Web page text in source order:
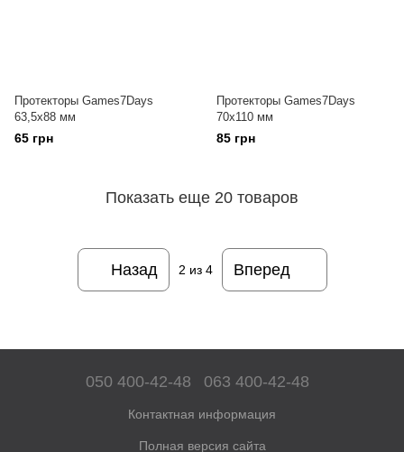
Протекторы Games7Days
63,5x88 мм
65 грн
Протекторы Games7Days
70x110 мм
85 грн
Показать еще 20 товаров
Назад 2 из 4 Вперед
050 400-42-48 063 400-42-48
Контактная информация
Полная версия сайта